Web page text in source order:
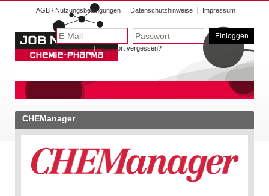
AGB / Nutzungsbedingungen Datenschutzhinweise Impressum
Einloggen
Registrieren|Passwort vergessen?
CHEManager